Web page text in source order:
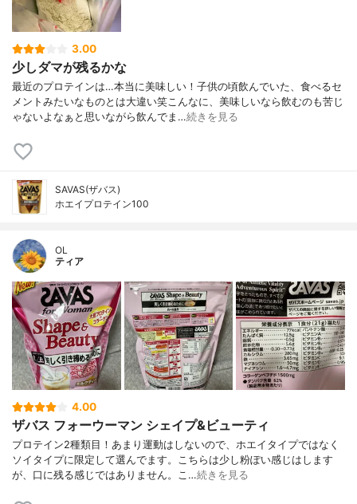
3.00
少しダマが残るかな
最近のプロテインは…本当に美味しい！子供の頃飲んでいた、食べるセ
メントみたいなものとは大違い笑こんなに、美味しいなら飲むのも苦じ
ゃないよなぁと思いながら飲んでま…続きを見る
SAVAS(ザバス)
ホエイプロテイン100
OL
ティア
4.00
ザバス フォーウーマン シェイプ&ビューティ
プロテイン2種類目！あまり運動はしないので、ホエイタイプではなく
ソイタイプに限定して選んでます。こちらは少し粉ぽい感じはします
が、口に残る感じではありません。こ…続きを見る